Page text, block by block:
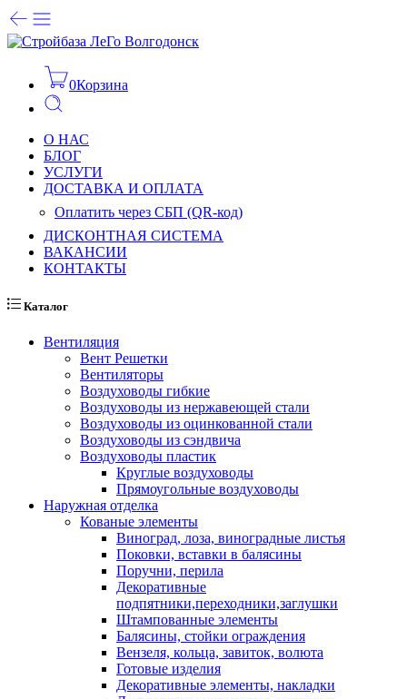
0Корзина
О НАС
БЛОГ
УСЛУГИ
ДОСТАВКА И ОПЛАТА
Оплатить через СБП (QR-код)
ДИСКОНТНАЯ СИСТЕМА
ВАКАНСИИ
КОНТАКТЫ
Каталог
Вентиляция
Вент Решетки
Вентиляторы
Воздуховоды гибкие
Воздуховоды из нержавеющей стали
Воздуховоды из оцинкованной стали
Воздуховоды из сэндвича
Воздуховоды пластик
Круглые воздуховоды
Прямоугольные воздуховоды
Наружная отделка
Кованые элементы
Виноград, лоза, виноградные листья
Поковки, вставки в балясины
Поручни, перила
Декоративные
подпятники,переходники,заглушки
Штампованные элементы
Балясины, стойки ограждения
Вензеля, кольца, завиток, волюта
Готовые изделия
Декоративные элементы, накладки